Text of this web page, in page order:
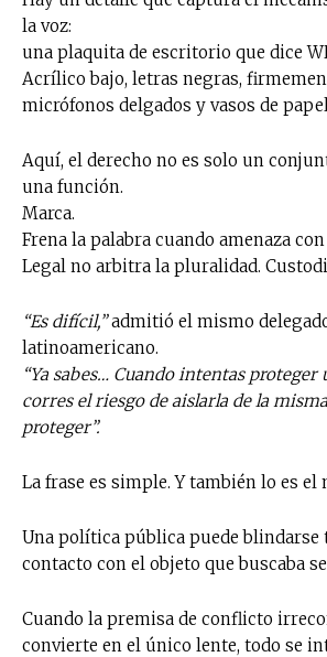
la voz:
una plaquita de escritorio que dice
Acrílico bajo, letras negras,
micrófonos delgados y vasos de
Aquí, el derecho no es solo un
una función.
Marca.
Frena la palabra cuando amenaza
Legal no arbitra la pluralidad.
“Es difícil,”admitió el mismo
latinoamericano.
“Ya sabes… Cuando intentas proteger
corres el riesgo de aislarla de la
proteger”.
La frase es simple. Y también lo es el
Una política pública puede blindarse
contacto con el objeto que buscaba
Cuando la premisa de conflicto
convierte en el único lente, todo se